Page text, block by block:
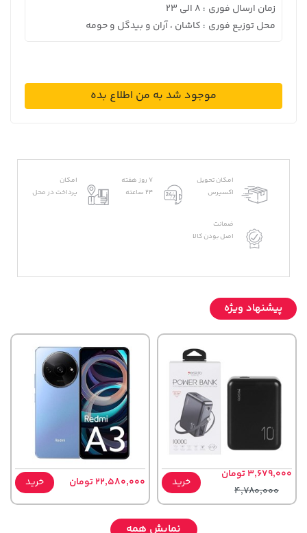
زمان ارسال فوری : 8 الی 23
محل توزیع فوری : کاشان ، آران و بیدگل و حومه
موجود شد به من اطلاع بده
امکان تحویل
اکسپرس
7 روز هفته
24 ساعته
امکان
پرداخت در محل
ضمانت
اصل بودن کالا
پیشنهاد ویژه
3,679,000 تومان
4,780,000
خرید 22,580,000 تومان خرید
نمایش همه